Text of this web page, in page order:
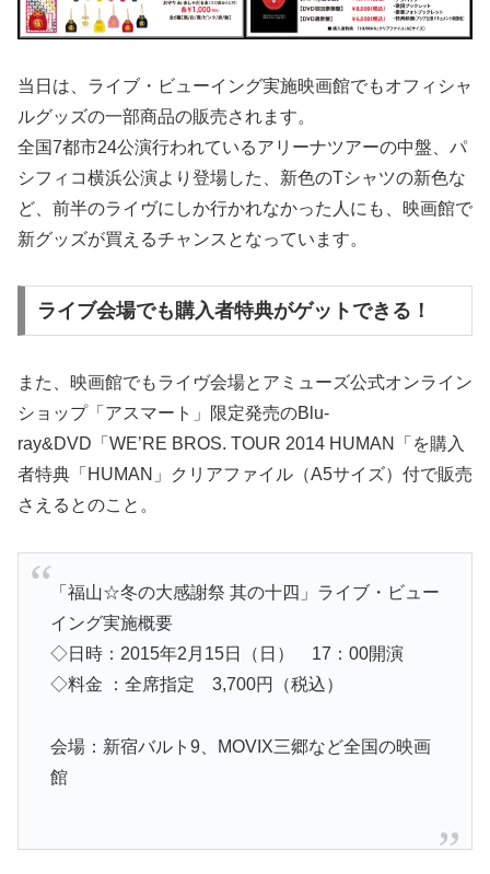
当日は、ライブ・ビューイング実施映画館でもオフィシャ
ルグッズの一部商品の販売されます。
全国7都市24公演行われているアリーナツアーの中盤、パ
シフィコ横浜公演より登場した、新色のTシャツの新色な
ど、前半のライヴにしか行かれなかった人にも、映画館で
新グッズが買えるチャンスとなっています。
ライブ会場でも購入者特典がゲットできる！
また、映画館でもライヴ会場とアミューズ公式オンライン
ショップ「アスマート」限定発売のBlu-
ray&DVD「WE’RE BROS. TOUR 2014 HUMAN「を購入
者特典「HUMAN」クリアファイル（A5サイズ）付で販売
さえるとのこと。
「福山☆冬の大感謝祭 其の十四」ライブ・ビュー
イング実施概要
◇日時：2015年2月15日（日） 17：00開演
◇料金 ：全席指定 3,700円（税込）
会場：新宿バルト9、MOVIX三郷など全国の映画
館